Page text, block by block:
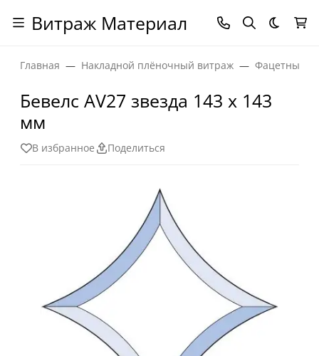
Витраж Материал Темная
Главная Накладной плёночный витраж Фацетные
Бевелс AV27 звезда 143 х 143
мм
В избранное Поделиться